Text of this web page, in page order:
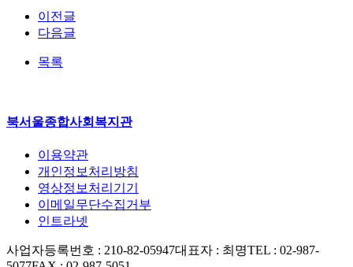
이전글
다음글
목록
북서울종합사회복지관
이용약관
개인정보처리방침
영상정보처리기기
이메일무단수집거부
인트라넷
사업자등록번호 : 210-82-05947대표자 : 최명TEL : 02-987-